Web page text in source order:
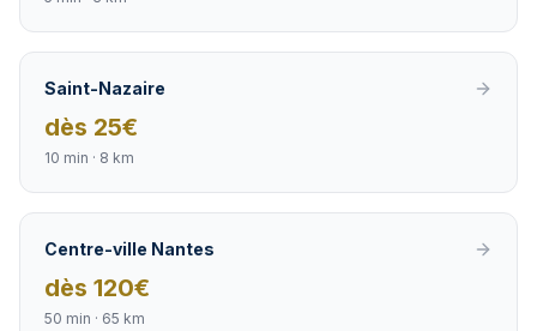
Saint-Nazaire
dès 25€
10 min · 8 km
Centre-ville Nantes
dès 120€
50 min · 65 km